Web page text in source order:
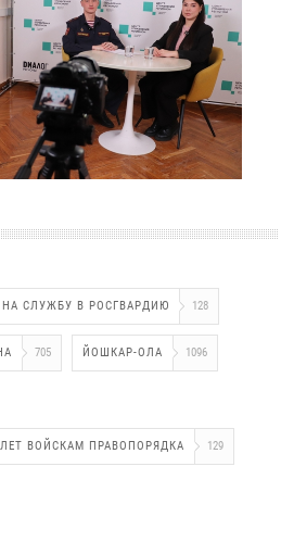
НА СЛУЖБУ В РОСГВАРДИЮ 128
705 ЙОШКАР-ОЛА 1096
ВОЙСКАМ ПРАВОПОРЯДКА 129